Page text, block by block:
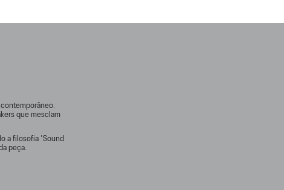
que mesclam
a filosofia 'Sound
peça.